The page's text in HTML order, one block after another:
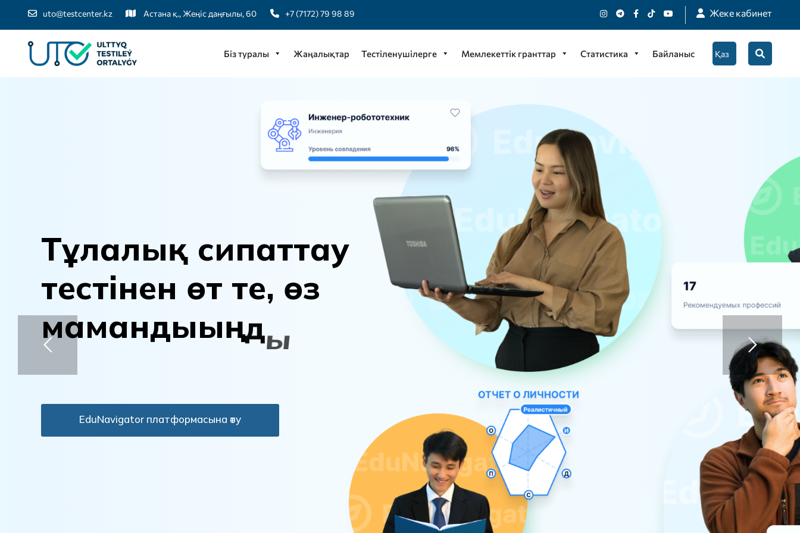
uto@testcenter.kz Астана қ., Жеңіс даңғылы, 60 +7 (7172) 79 98 89 Жеке кабинет
Біз туралы Жаңалықтар Тестіленушілерге Мемлекеттік гранттар Статистика Байланыс
Тұлалық сипаттау
тестінен өт те, өз
мамандыыңды
ан
EduNavigator платформасына өту